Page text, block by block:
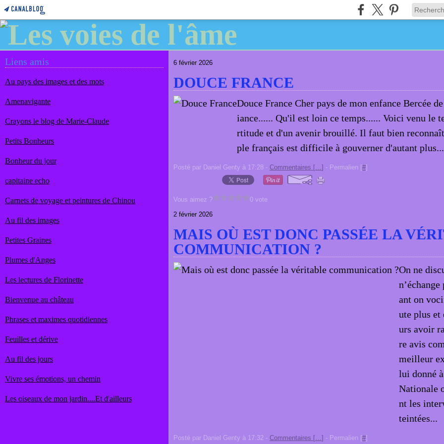
Liens amis
Au pays des images et des mots
Amenavigante
Crayons le blog de Marie-Claude
Petits Bonheurs
Bonheur du jour
capitaine echo
Carnets de voyage et peintures de Chinou
Au fil des images
Petites Graines
Plumes d'Anges
Les lectures de Florinette
Bienvenue au château
Phrases et maximes quotidiennes
Feuilles et dérive
Au fil des jours
Vivre ses émotions, un chemin
Les oiseaux de mon jardin....Et d'ailleurs
6 février 2026
DOUCE FRANCE
Douce France Cher pays de mon enfance Bercée
iance...... Qu'il est loin ce temps...... Voici venu le
rtitude et d'un avenir brouillé. Il faut bien
ple français est difficile à gouverner d'autant plus...
Posté par Daniel Genty à 17:28 - Commentaires […] - Permalien [#]
Vous aimez ?
0 vote
2 février 2026
MAIS OÙ EST DONC PASSÉE LA
COMMUNICATION ?
On ne
ant on
ute plus et
urs avoir
re avis
meilleur
lui donné
Nationale
nt les
teintées...
Posté par Daniel Genty à 17:32 - Commentaires […] - Permalien [#]